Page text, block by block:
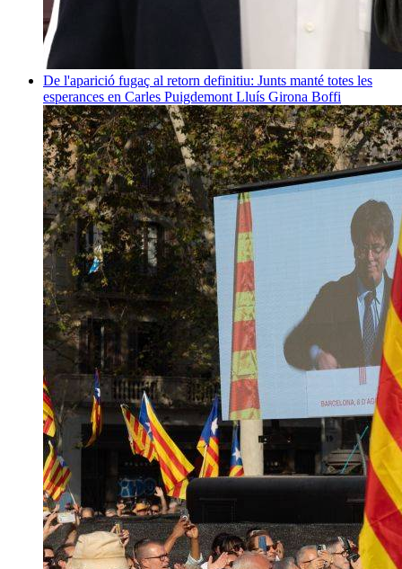
De l'aparició fugaç al retorn definitiu: Junts manté totes les
esperances en Carles Puigdemont Lluís Girona Boffi